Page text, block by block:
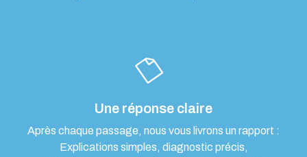
Une réponse claire
Après chaque passage, nous vous livrons un rapport :
Explications simples, diagnostic précis,